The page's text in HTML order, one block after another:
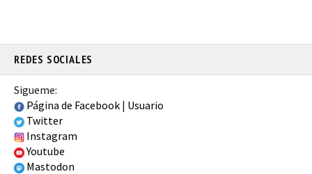
REDES SOCIALES
Sigueme:
Página de Facebook | Usuario
Twitter
Instagram
Youtube
Mastodon